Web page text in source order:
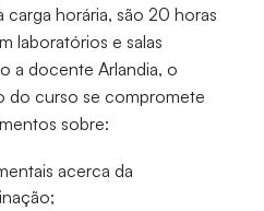
horária, são 20 horas
laboratórios e salas
a docente Arlandia, o
do curso se compromete
sobre:
acerca da